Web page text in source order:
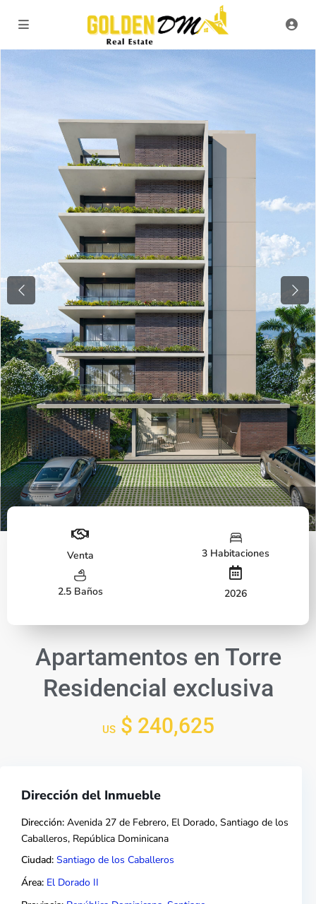
Previous
Fachada
Next
Venta 3 Habitaciones
2.5 Baños 2026
Apartamentos en Torre
Residencial exclusiva
US$ 240,625
Dirección del Inmueble
Dirección: Avenida 27 de Febrero, El Dorado, Santiago de los
Caballeros, República Dominicana
Ciudad: Santiago de los Caballeros
Área: El Dorado II